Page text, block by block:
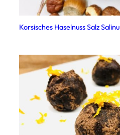
Korsisches Haselnuss Salz Salinu